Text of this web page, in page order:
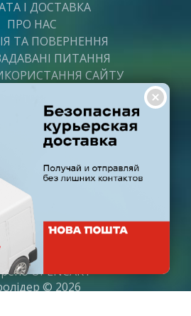
І ДОСТАВКА
ПРО НАС
ТА ПОВЕРНЕННЯ
ПИТАННЯ
САЙТУ
ПАРТНЕРИ
РОБОТИ
з 8:00 до 21:00
з 9:00 до 20:00
з 10:00 до 19:00
OPENCART
© 2026